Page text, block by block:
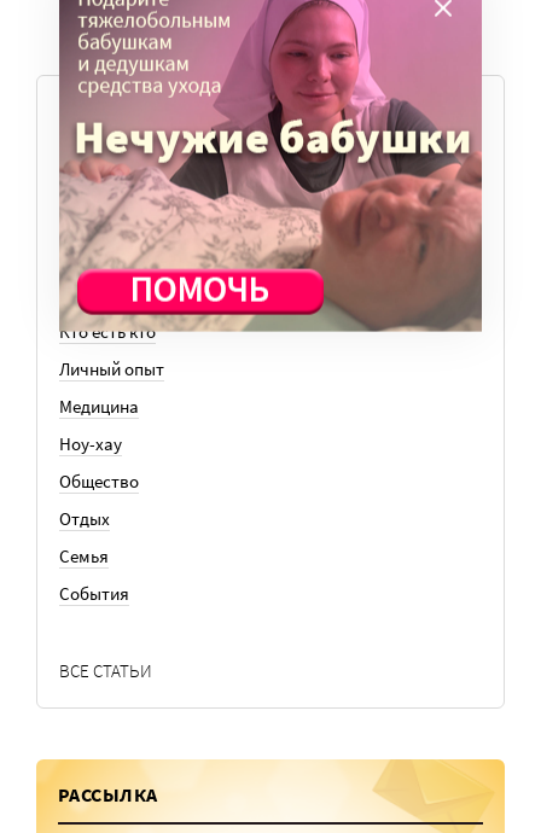
Вера
Законы
История
Колонки
Кто есть кто
Личный опыт
Медицина
Ноу-хау
Общество
Отдых
Семья
События
ВСЕ СТАТЬИ
РАССЫЛКА